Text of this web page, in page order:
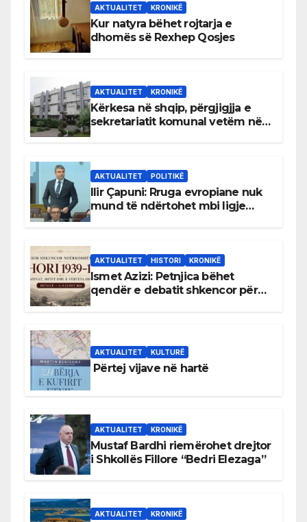
AKTUALITET KRONIKË
Kur natyra bëhet rojtarja e
dhomës së Rexhep Qosjes
AKTUALITET KRONIKË
Kërkesa në shqip, përgjigjja e
sekretariatit komunal vetëm në
AKTUALITET POLITIKË
Ilir Çapuni: Rruga evropiane nuk
mund të ndërtohet mbi ligje
AKTUALITET HISTORI KRONIKË
Ismet Azizi: Petnjica bëhet
qendër e debatit shkencor për
AKTUALITET KULTURË
Përtej vijave në hartë
AKTUALITET KRONIKË
Mustaf Bardhi riemërohet drejtor
i Shkollës Fillore “Bedri Elezaga”
AKTUALITET KRONIKË